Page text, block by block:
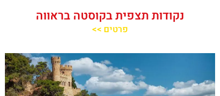
נקודות תצפית בקוסטה בראווה
פרטים >>